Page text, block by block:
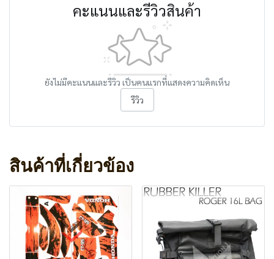
คะแนนและรีวิวสินค้า
ยังไม่มีคะแนนและรีวิว เป็นคนแรกที่แสดงความคิดเห็น
รีวิว
สินค้าที่เกี่ยวข้อง